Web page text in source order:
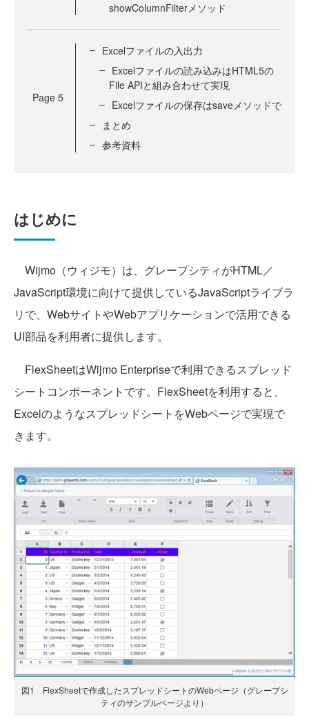
showColumnFilterメソッド
Page 5
Excelファイルの入出力
Excelファイルの読み込みはHTML5の
File APIと組み合わせて実現
Excelファイルの保存はsaveメソッドで
まとめ
参考資料
はじめに
Wijmo（ウィジモ）は、グレープシティがHTML／
JavaScript環境に向けて提供しているJavaScriptライブラ
リで、WebサイトやWebアプリケーションで活用できる
UI部品を利用者に提供します。
FlexSheetはWijmo Enterpriseで利用できるスプレッド
シートコンポーネントです。FlexSheetを利用すると、
ExcelのようなスプレッドシートをWebページで実現で
きます。
図1 FlexSheetで作成したスプレッドシートのWebページ（グレープシ
ティのサンプルページより）